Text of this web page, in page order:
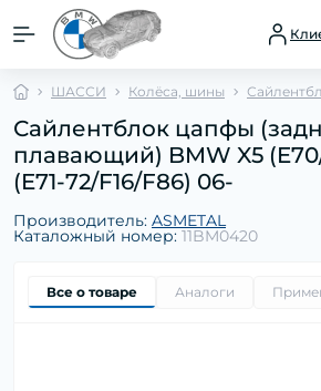
ШАССИ Колёса, шины
Сайлентблок цапфы
плавающий) BMW X5
(E71-72/F16/F86) 06-
Производитель: ASMETAL
Каталожный номер: 11BM0420
Все о товаре Аналоги